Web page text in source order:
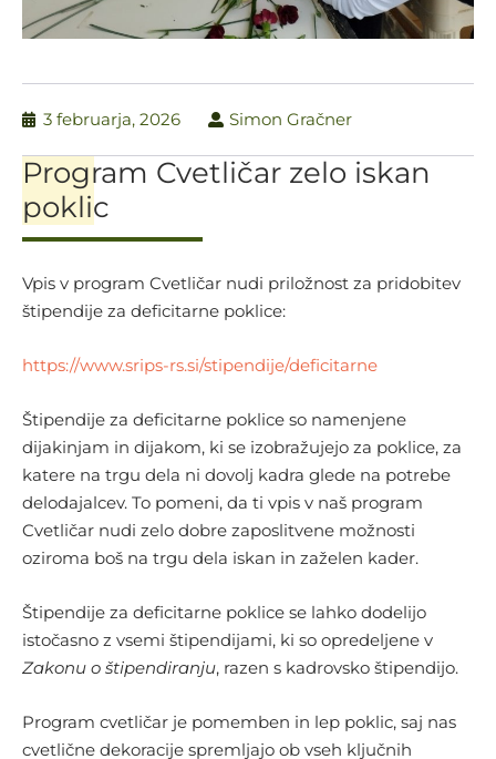
3 februarja, 2026 Simon Gračner
Program Cvetličar zelo iskan
poklic
Vpis v program Cvetličar nudi priložnost za pridobitev
štipendije za deficitarne poklice:
https://www.srips-rs.si/stipendije/deficitarne
Štipendije za deficitarne poklice so namenjene
dijakinjam in dijakom, ki se izobražujejo za poklice, za
katere na trgu dela ni dovolj kadra glede na potrebe
delodajalcev. To pomeni, da ti vpis v naš program
Cvetličar nudi zelo dobre zaposlitvene možnosti
oziroma boš na trgu dela iskan in zaželen kader.
Štipendije za deficitarne poklice se lahko dodelijo
istočasno z vsemi štipendijami, ki so opredeljene v
Zakonu o štipendiranju, razen s kadrovsko štipendijo.
Program cvetličar je pomemben in lep poklic, saj nas
cvetlične dekoracije spremljajo ob vseh ključnih